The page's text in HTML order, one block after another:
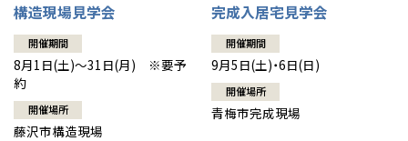
構造現場見学会
開催期間
8月1日(土)～31日(月) ※要予
約
開催場所
藤沢市構造現場
完成入居宅見学会
開催期間
9月5日(土)・6日(日)
開催場所
青梅市完成現場